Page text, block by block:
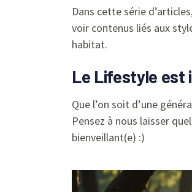
Dans cette série
voir contenus liés aux
habitat.
Le Lifestyle est
Que l’on soit d’une
Pensez à nous laisser
bienveillant(e) :)